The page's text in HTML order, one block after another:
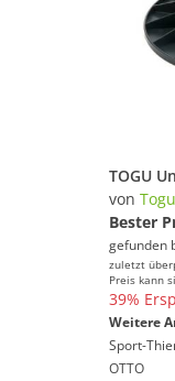
von Togu
Bester
gefunden
zuletzt
Preis kann
39%
Weitere
Sport-
OTTO